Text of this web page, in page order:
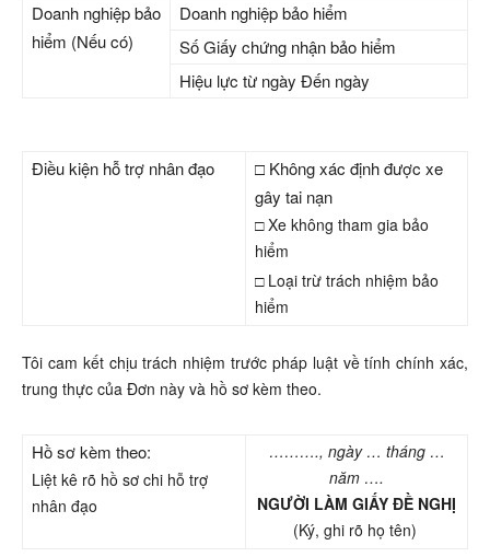
Doanh nghiệp bảo
hiểm (Nếu có)
Doanh nghiệp bảo hiểm
Số Giấy chứng nhận bảo hiểm
Hiệu lực từ ngày Đến ngày
Điều kiện hỗ trợ nhân đạo
□ Không xác định được xe
gây tai nạn
□ Xe không tham gia bảo
hiểm
□ Loại trừ trách nhiệm bảo
hiểm
Tôi cam kết chịu trách nhiệm trước pháp luật về tính chính xác,
trung thực của Đơn này và hồ sơ kèm theo.
Hồ sơ kèm theo:
Liệt kê rõ hồ sơ chi hỗ trợ
nhân đạo
………., ngày … tháng …
năm ….
NGƯỜI LÀM GIẤY ĐỀ NGHỊ
(Ký, ghi rõ họ tên)